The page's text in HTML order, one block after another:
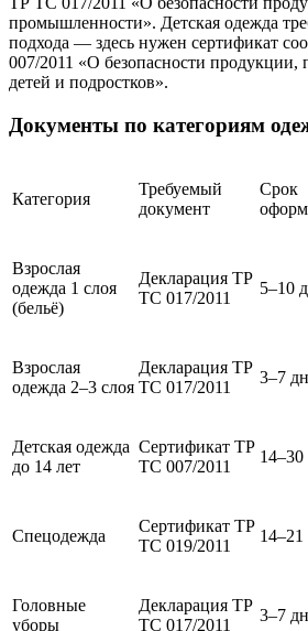
промышленности». Детская одежда
подхода — здесь нужен сертификат
007/2011 «О безопасности продукции,
детей и подростков».
Документы по категориям
Категория
Требуемый
документ
Срок
Взрослая
одежда 1 слоя
(бельё)
Декларация ТР
ТС 017/2011
5–10
Взрослая
одежда 2–3 слоя
Декларация ТР
ТС 017/2011
3–7
Детская одежда
до 14 лет
Сертификат ТР
ТС 007/2011
14–30
Спецодежда
Сертификат ТР
ТС 019/2011
14–21
Головные
уборы
Декларация ТР
ТС 017/2011
3–7